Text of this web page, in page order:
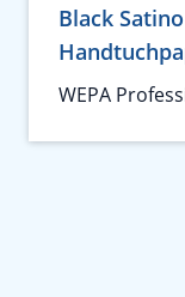
Black
WEPA